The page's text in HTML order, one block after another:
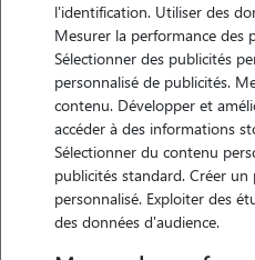
Logement
Maison m²
Jardin privé
l'identification. Utiliser des
Mesurer la performance des
Sélectionner des publicités
personnalisé de publicités.
contenu. Développer et
accéder à des informations
Sélectionner du contenu
publicités standard. Créer
personnalisé. Exploiter des
des données d'audience.